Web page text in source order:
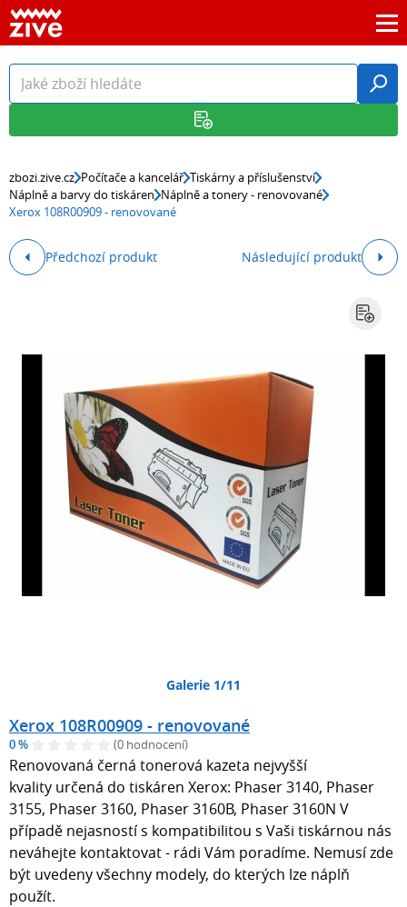
zbozi.zive.cz Počítače a kancelář Tiskárny a příslušenství
Náplně a barvy do tiskáren Náplně a tonery - renovované
Xerox 108R00909 - renovované
Předchozí produkt Následující produkt
Galerie 1/11
Xerox 108R00909 - renovované
0 % (0 hodnocení)
Renovovaná černá tonerová kazeta nejvyšší
kvality určená do tiskáren Xerox: Phaser 3140, Phaser
3155, Phaser 3160, Phaser 3160B, Phaser 3160N V
případě nejasností s kompatibilitou s Vaši tiskárnou nás
neváhejte kontaktovat - rádi Vám poradíme. Nemusí zde
být uvedeny všechny modely, do kterých lze náplň
použít.